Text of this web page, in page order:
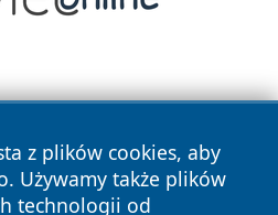
z plików cookies, aby
Używamy także plików
technologii od